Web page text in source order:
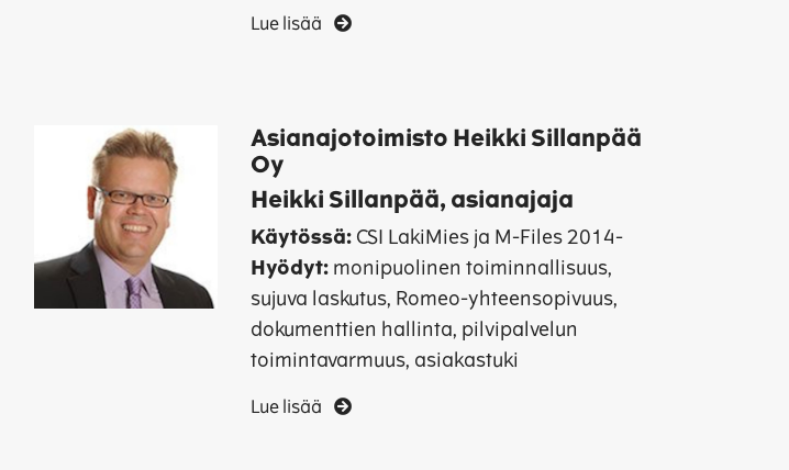
Lue lisää
Asianajotoimisto Heikki Sillanpää
Oy
Heikki Sillanpää, asianajaja
Käytössä: CSI LakiMies ja M-Files 2014-
Hyödyt:monipuolinen toiminnallisuus,
sujuva laskutus, Romeo-yhteensopivuus,
dokumenttien hallinta, pilvipalvelun
toimintavarmuus, asiakastuki
Lue lisää